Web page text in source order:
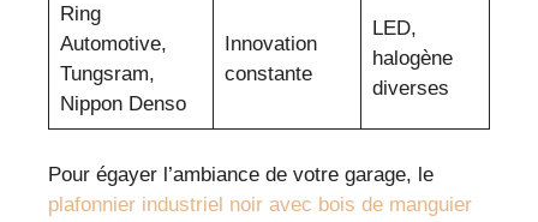
Ring
Automotive,
Tungsram,
Nippon Denso
Innovation
constante
LED,
halogène
diverses
Pour égayer l’ambiance de votre garage, le
plafonnier industriel noir avec bois de manguier